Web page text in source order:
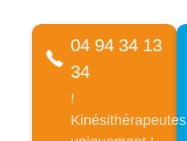
04 94 34 13
34
!
Kinésithérapeutes